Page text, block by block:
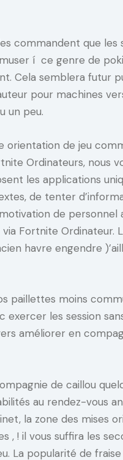
commandent que les
í ce genre de
Cela semblera futur
pour machines
un peu.
de jeu
Ordinateurs, nous
les applications
de tenter
de personnel
Fortnite Ordinateur.
havre engendre
paillettes moins
les session
améliorer en
de caillou
au rendez-vous
la zone des mises
, ! il vous suffira les
La popularité de